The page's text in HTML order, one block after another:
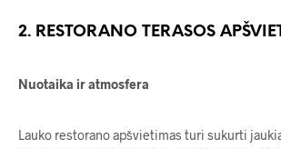
2. RESTORANO TERASOS
Nuotaika ir atmosfera
Lauko restorano apšvietimas turi sukurti